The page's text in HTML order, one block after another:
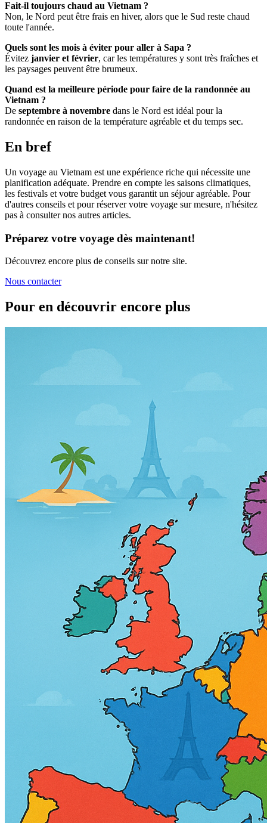
Fait-il toujours chaud au Vietnam ?
Non, le Nord peut être frais en hiver, alors que le Sud reste chaud
toute l'année.
Quels sont les mois à éviter pour aller à Sapa ?
Évitez janvier et février, car les températures y sont très fraîches et
les paysages peuvent être brumeux.
Quand est la meilleure période pour faire de la randonnée au
Vietnam ?
De septembre à novembre dans le Nord est idéal pour la
randonnée en raison de la température agréable et du temps sec.
En bref
Un voyage au Vietnam est une expérience riche qui nécessite une
planification adéquate. Prendre en compte les saisons climatiques,
les festivals et votre budget vous garantit un séjour agréable. Pour
d'autres conseils et pour réserver votre voyage sur mesure, n'hésitez
pas à consulter nos autres articles.
Préparez votre voyage dès maintenant!
Découvrez encore plus de conseils sur notre site.
Nous contacter
Pour en découvrir encore plus